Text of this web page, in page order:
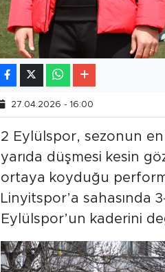
27.04.2026 - 16:00
2 Eylülspor, sezonun
yarıda düşmesi kesin
ortaya koyduğu
Linyitspor’a sahasında
Eylülspor’un kaderini